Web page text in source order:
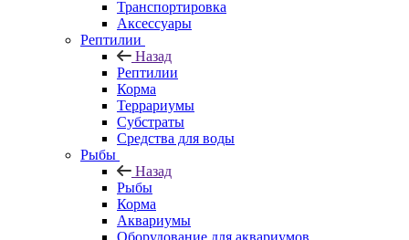
Транспортировка
Аксессуары
Рептилии
Назад
Рептилии
Корма
Террариумы
Субстраты
Средства для воды
Рыбы
Назад
Рыбы
Корма
Аквариумы
Оборудование для аквариумов